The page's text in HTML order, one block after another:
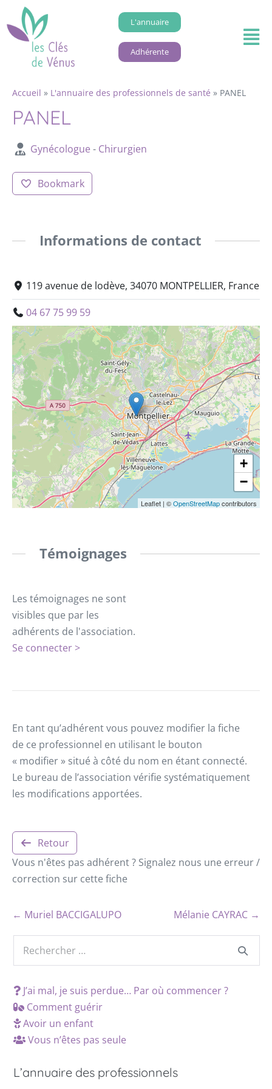
L'annuaire
Adhérente
Accueil » L'annuaire des professionnels de santé » PANEL
PANEL
Gynécologue - Chirurgien
Bookmark
Informations de contact
119 avenue de lodève, 34070 MONTPELLIER, France
04 67 75 99 59
+
−
Leaflet | ©OpenStreetMapcontributors
Témoignages
Les témoignages ne sont
visibles que par les
adhérents de l'association.
Se connecter >
En tant qu’adhérent vous pouvez modifier la fiche
de ce professionnel en utilisant le bouton
« modifier » situé à côté du nom en étant connecté.
Le bureau de l’association vérifie systématiquement
les modifications apportées.
Retour
Vous n'êtes pas adhérent ? Signalez nous une erreur /
correction sur cette fiche
← Muriel BACCIGALUPO Mélanie CAYRAC →
J’ai mal, je suis perdue… Par où commencer ?
Comment guérir
Avoir un enfant
Vous n’êtes pas seule
L’annuaire des professionnels